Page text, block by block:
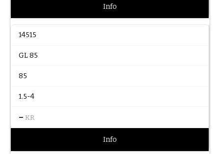
Info
14515
GL 85
85
1.5-4
– KR
Info